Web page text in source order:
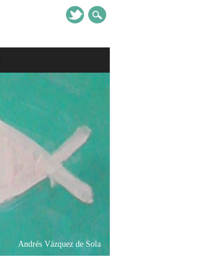
Andrés Vázquez de Sola